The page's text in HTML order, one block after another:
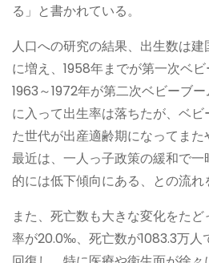
る」と書かれている。
人口への研究の結果、出生数は
に増え、1958年までが第一次ベ
1963～1972年が第二次ベビーブ
に入って出生率は落ちたが、ベ
た世代が出産適齢期になってま
最近は、一人っ子政策の緩和で
的には低下傾向にある、との流れ
また、死亡数も大きな変化をた
率が20.0‰、死亡数が1083.3万人